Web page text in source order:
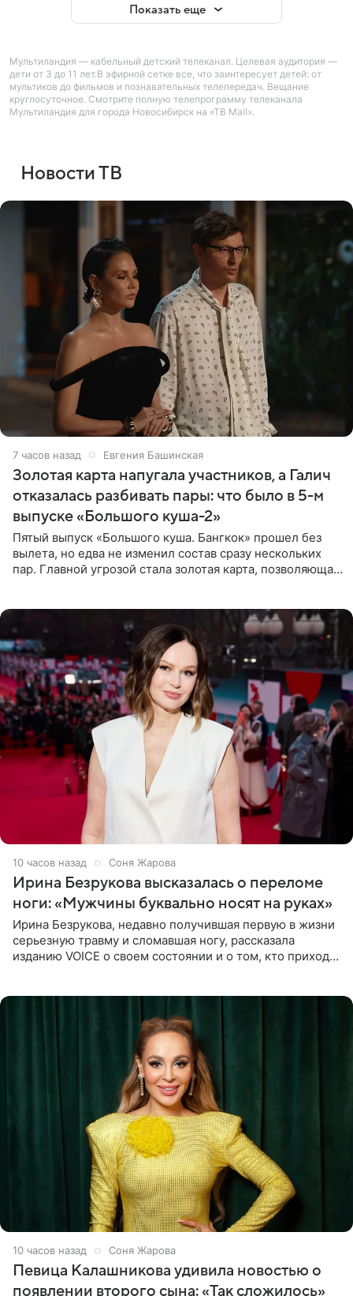
Показать еще
Мультиландия — кабельный детский телеканал. Целевая аудитория —
дети от 3 до 11 лет.В эфирной сетке все, что заинтересует детей: от
мультиков до фильмов и познавательных телепередач. Вещание
круглосуточное. Смотрите полную телепрограмму телеканала
Мультиландия для города Новосибирск на «ТВ Mail».
Новости ТВ
7 часов назад Евгения Башинская
Золотая карта напугала участников, а Галич
отказалась разбивать пары: что было в 5-м
выпуске «Большого куша-2»
Пятый выпуск «Большого куша. Бангкок» прошел без
вылета, но едва не изменил состав сразу нескольких
пар. Главной угрозой стала золотая карта, позволяющая
10 часов назад Соня Жарова
Ирина Безрукова высказалась о переломе
ноги: «Мужчины буквально носят на руках»
Ирина Безрукова, недавно получившая первую в жизни
серьезную травму и сломавшая ногу, рассказала
изданию VOICE о своем состоянии и о том, кто приходит
10 часов назад Соня Жарова
Певица Калашникова удивила новостью о
появлении второго сына: «Так сложилось»